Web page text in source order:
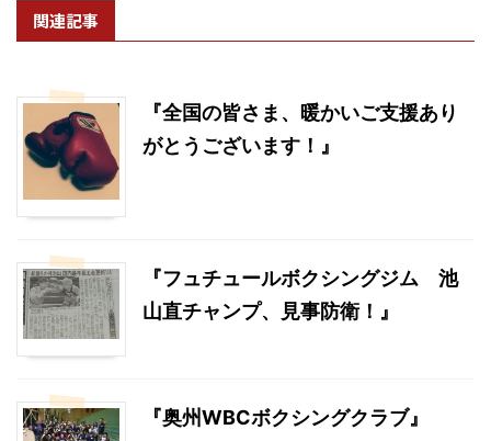
関連記事
『全国の皆さま、暖かいご支援あり
がとうございます！』
『フュチュールボクシングジム 池
山直チャンプ、見事防衛！』
『奥州WBCボクシングクラブ』